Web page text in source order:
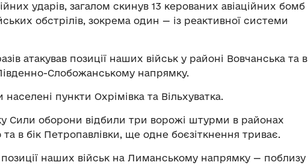
ударів, загалом скинув 13 керованих авіаційних бомб
обстрілів, зокрема один — із реактивної системи
атакував позиції наших військ у районі Вовчанська та в
Слобожанському напрямку.
населені пункти Охрімівка та Вільхуватка.
Сили оборони відбили три ворожі штурми в районах
та в бік Петропавлівки, ще одне боєзіткнення триває.
позиції наших військ на Лиманському напрямку — поблизу